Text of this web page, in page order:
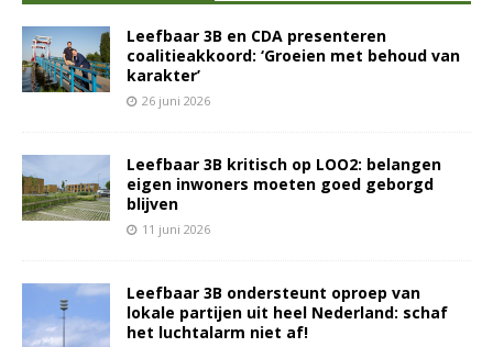
Leefbaar 3B en CDA presenteren
coalitieakkoord: ‘Groeien met behoud van
karakter’
26 juni 2026
Leefbaar 3B kritisch op LOO2: belangen
eigen inwoners moeten goed geborgd
blijven
11 juni 2026
Leefbaar 3B ondersteunt oproep van
lokale partijen uit heel Nederland: schaf
het luchtalarm niet af!